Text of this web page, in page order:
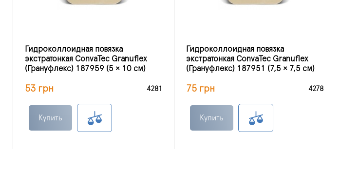
Гидроколлоидная повязка
экстратонкая ConvaTec Granuflex
(Грануфлекс) 187959 (5 × 10 см)
53 грн 4281
Купить
Гидроколлоидная повязка
экстратонкая ConvaTec Granuflex
(Грануфлекс) 187951 (7,5 × 7,5 см)
75 грн 4278
Купить